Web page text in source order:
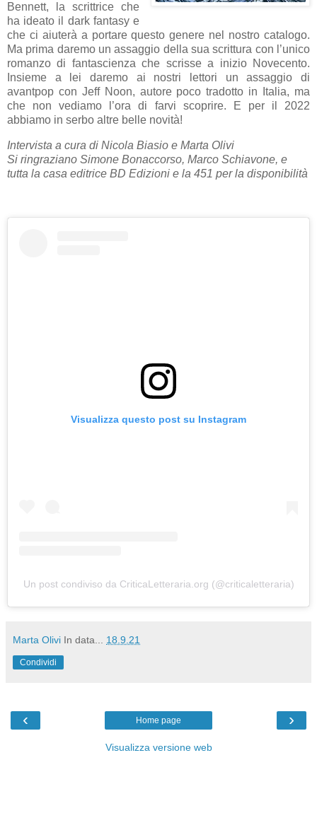
Bennett, la scrittrice che
ha ideato il dark fantasy e
che ci aiuterà a portare questo genere nel nostro catalogo.
Ma prima daremo un assaggio della sua scrittura con l’unico
romanzo di fantascienza che scrisse a inizio Novecento.
Insieme a lei daremo ai nostri lettori un assaggio di
avantpop con Jeff Noon, autore poco tradotto in Italia, ma
che non vediamo l’ora di farvi scoprire. E per il 2022
abbiamo in serbo altre belle novità!
Intervista a cura di Nicola Biasio e Marta Olivi
Si ringraziano Simone Bonaccorso, Marco Schiavone, e
tutta la casa editrice BD Edizioni e la 451 per la disponibilità
Visualizza questo post su Instagram
Un post condiviso da CriticaLetteraria.org (@criticaletteraria)
Marta Olivi In data... 18.9.21
Condividi
‹ ›
Home page
Visualizza versione web